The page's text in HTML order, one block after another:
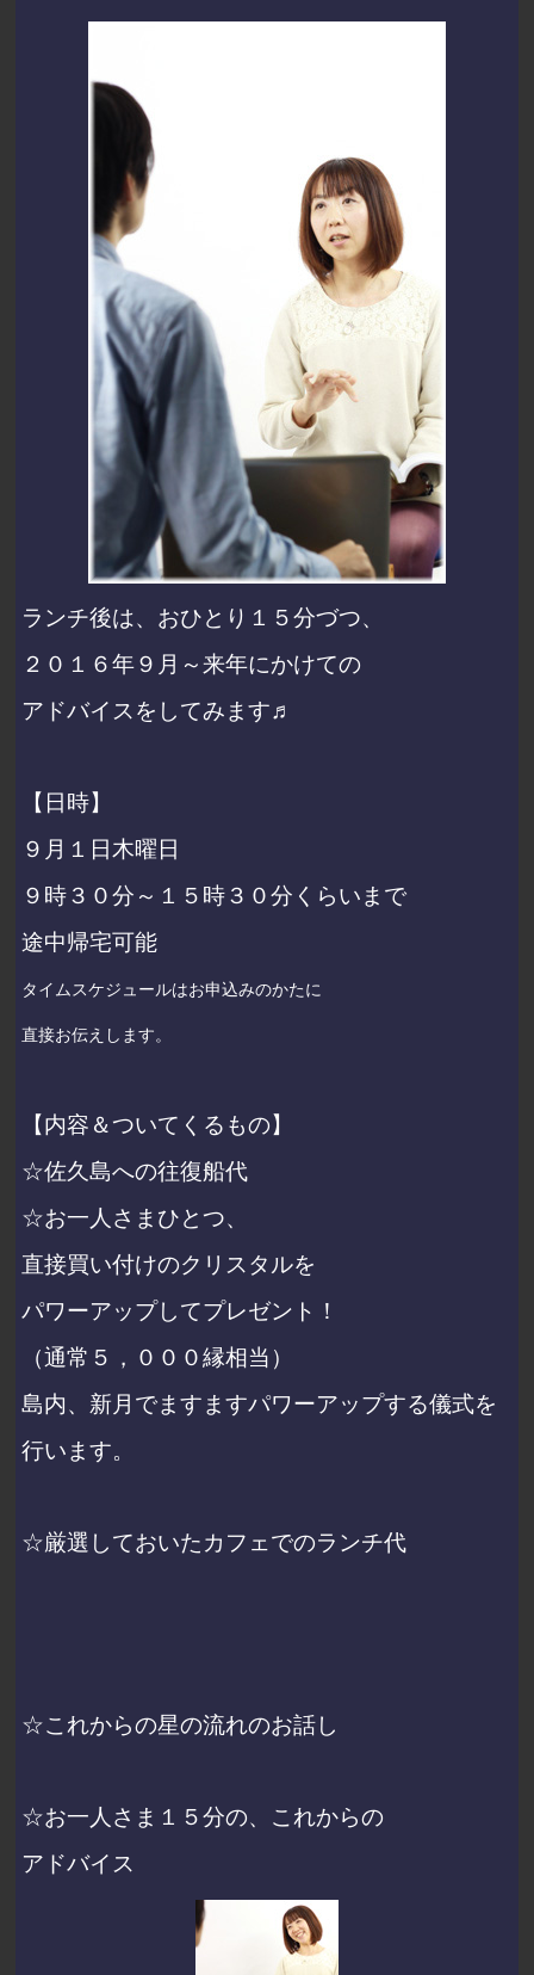
ランチ後は、おひとり１５分づつ、
２０１６年９月～来年にかけての
アドバイスをしてみます♬
【日時】
９月１日木曜日
９時３０分～１５時３０分くらいまで
途中帰宅可能
タイムスケジュールはお申込みのかたに
直接お伝えします。
【内容＆ついてくるもの】
☆佐久島への往復船代
☆お一人さまひとつ、
直接買い付けのクリスタルを
パワーアップしてプレゼント！
（通常５，０００縁相当）
島内、新月でますますパワーアップする儀式を
行います。
☆厳選しておいたカフェでのランチ代
☆これからの星の流れのお話し
☆お一人さま１５分の、これからの
アドバイス